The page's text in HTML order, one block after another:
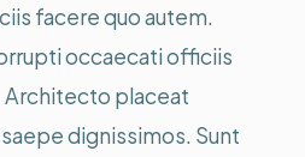
facere quo autem.
occaecati officiis
placeat
dignissimos. Sunt